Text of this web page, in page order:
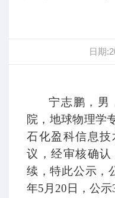
日期
宁志鹏，男
院，地球物理学
石化盈科信息
议，经审核确
续，特此公示，
年5月20日，公示